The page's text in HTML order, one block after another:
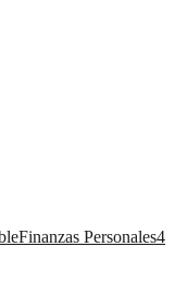
Finanzas Personales4